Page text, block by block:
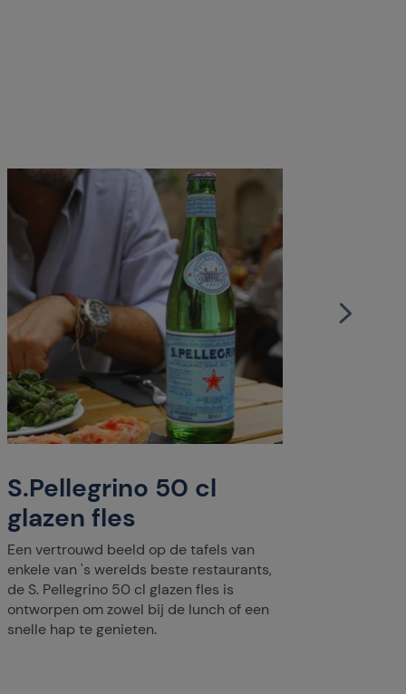
S.Pellegrino 50 cl
glazen fles
Een vertrouwd beeld op de tafels van
enkele van 's werelds beste restaurants,
de S. Pellegrino 50 cl glazen fles is
ontworpen om zowel bij de lunch of een
snelle hap te genieten.